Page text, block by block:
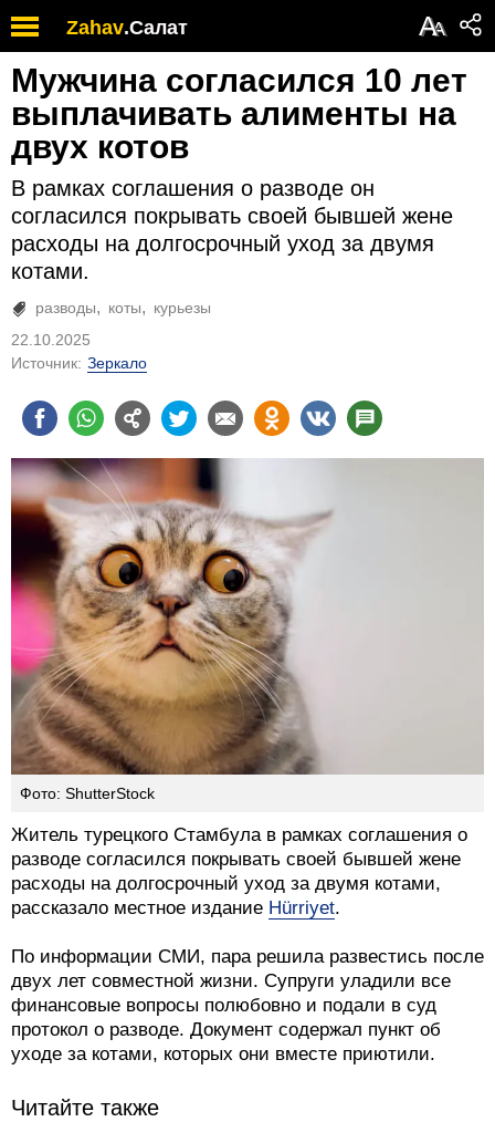
Zahav.Салат АА
Мужчина согласился 10 лет
выплачивать алименты на
двух котов
В рамках соглашения о разводе он
согласился покрывать своей бывшей жене
расходы на долгосрочный уход за двумя
котами.
разводы коты
курьезы
22.10.2025
Источник: Зеркало
Фото: ShutterStock
Житель турецкого Стамбула в рамках соглашения о
разводе согласился покрывать своей бывшей жене
расходы на долгосрочный уход за двумя котами,
рассказало местное издание Hürriyet.
По информации СМИ, пара решила развестись после
двух лет совместной жизни. Супруги уладили все
финансовые вопросы полюбовно и подали в суд
протокол о разводе. Документ содержал пункт об
уходе за котами, которых они вместе приютили.
Читайте также